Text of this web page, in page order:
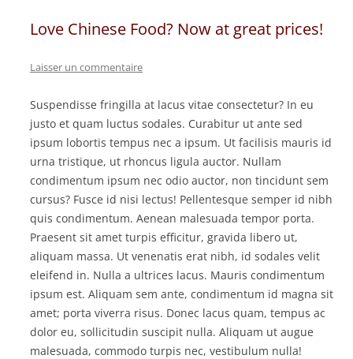
Love Chinese Food? Now at great prices!
Laisser un commentaire
Suspendisse fringilla at lacus vitae consectetur? In eu
justo et quam luctus sodales. Curabitur ut ante sed
ipsum lobortis tempus nec a ipsum. Ut facilisis mauris id
urna tristique, ut rhoncus ligula auctor. Nullam
condimentum ipsum nec odio auctor, non tincidunt sem
cursus? Fusce id nisi lectus! Pellentesque semper id nibh
quis condimentum. Aenean malesuada tempor porta.
Praesent sit amet turpis efficitur, gravida libero ut,
aliquam massa. Ut venenatis erat nibh, id sodales velit
eleifend in. Nulla a ultrices lacus. Mauris condimentum
ipsum est. Aliquam sem ante, condimentum id magna sit
amet; porta viverra risus. Donec lacus quam, tempus ac
dolor eu, sollicitudin suscipit nulla. Aliquam ut augue
malesuada, commodo turpis nec, vestibulum nulla!